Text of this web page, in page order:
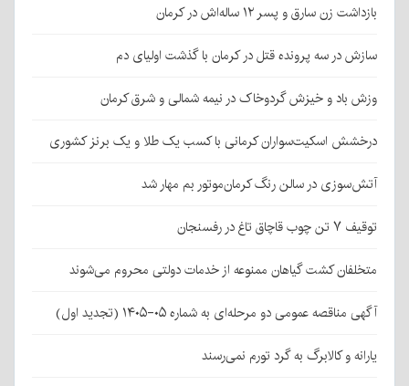
بازداشت زن سارق و پسر ۱۲ ساله‌اش در کرمان
سازش در سه پرونده قتل در کرمان با گذشت اولیای دم
وزش باد و خیزش گردوخاک در نیمه شمالی و شرق کرمان
درخشش اسکیت‌سواران کرمانی با کسب یک طلا و یک برنز کشوری
آتش‌سوزی در سالن رنگ کرمان‌موتور بم مهار شد
توقیف ۷ تن چوب قاچاق تاغ در رفسنجان
متخلفان کشت گیاهان ممنوعه از خدمات دولتی محروم می‌شوند
آگهی مناقصه عمومی دو مرحله‌ای به شماره ۰۵-۱۴۰۵ (تجدید اول)
یارانه و کالابرگ به گرد تورم نمی‌رسند